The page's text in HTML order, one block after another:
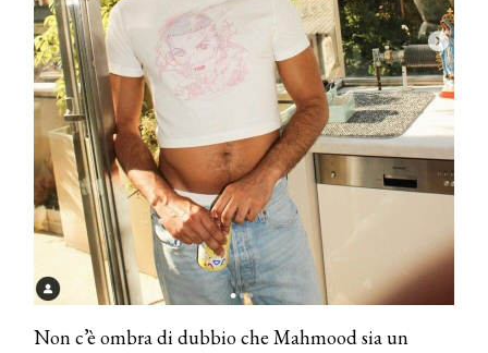
Non c’è ombra di dubbio che Mahmood sia un